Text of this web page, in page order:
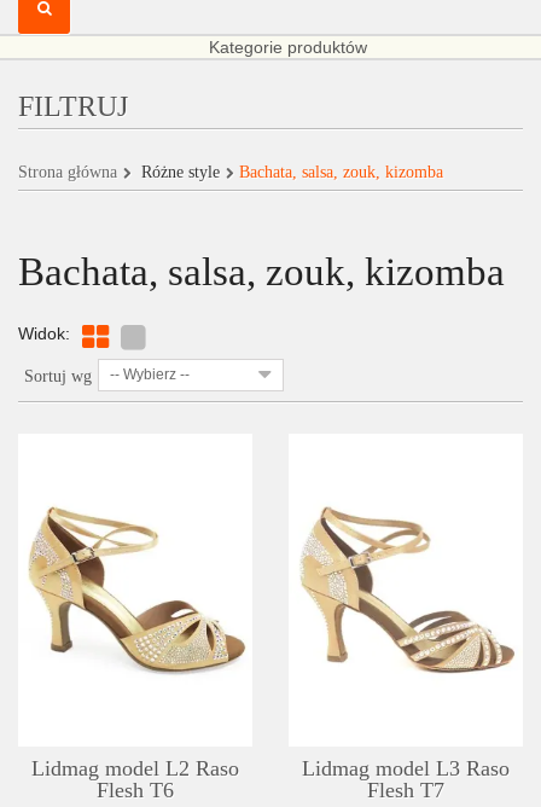
Kategorie produktów
FILTRUJ
Strona główna Różne style Bachata, salsa, zouk, kizomba
Bachata, salsa, zouk, kizomba
Widok:
Sortuj wg -- Wybierz --
LISTA ŻYCZEŃ
SZCZEGÓŁY
Lidmag model L2 Raso
Flesh T6
Lidmag model L3 Raso
Flesh T7